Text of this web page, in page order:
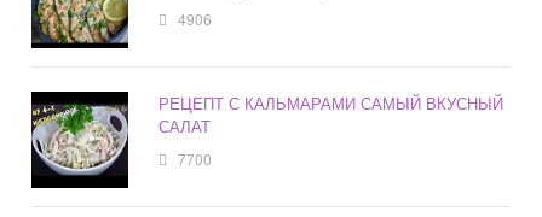
4906
РЕЦЕПТ С КАЛЬМАРАМИ САМЫЙ ВКУСНЫЙ
САЛАТ
7700